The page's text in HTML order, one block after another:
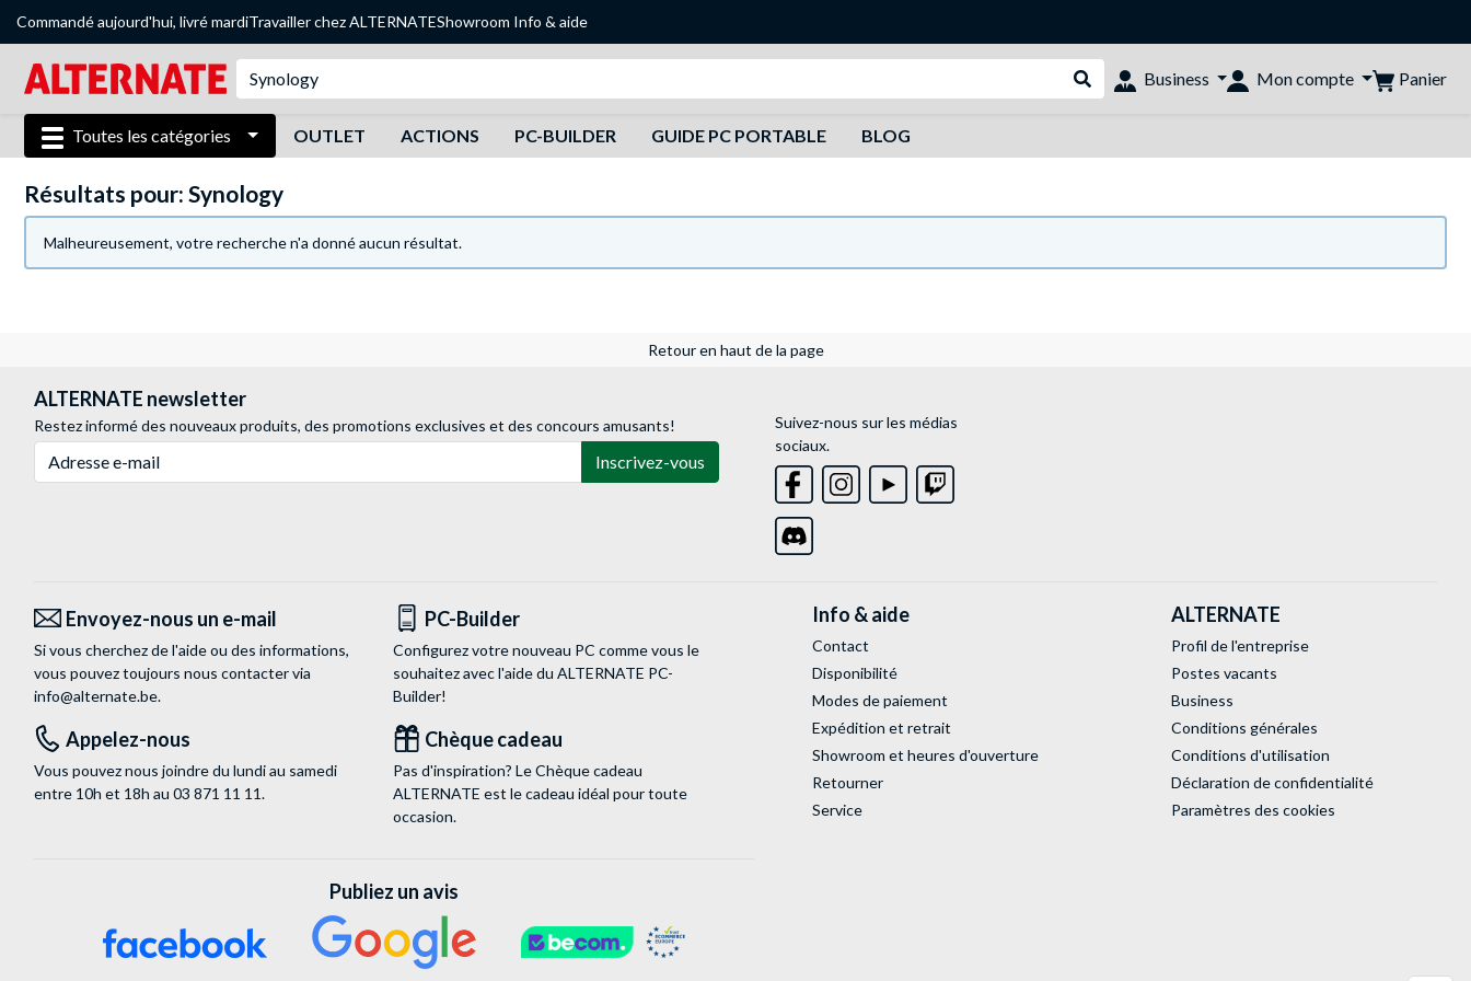
Commandé aujourd'hui, livré mardiTravailler chez ALTERNATEShowroom Info & aide
Rechercher dans le shop
Business Mon compte Panier
Toutes les catégories OUTLET ACTIONS PC-BUILDER GUIDE PC PORTABLE BLOG
Résultats pour: Synology
Malheureusement, votre recherche n'a donné aucun résultat.
Retour en haut de la page
ALTERNATE newsletter
Restez informé des nouveaux produits, des promotions exclusives et des concours amusants!
Inscrivez-vous
Suivez-nous sur les médias
sociaux.
Envoyez-nous un e-mail
Si vous cherchez de l'aide ou des informations,
vous pouvez toujours nous contacter via
info@alternate.be.
PC-Builder
Configurez votre nouveau PC comme vous le
souhaitez avec l'aide du ALTERNATE PC-
Builder!
Appelez-nous
Vous pouvez nous joindre du lundi au samedi
entre 10h et 18h au 03 871 11 11.
Chèque cadeau
Pas d'inspiration? Le Chèque cadeau
ALTERNATE est le cadeau idéal pour toute
occasion.
Info & aide
Contact
Disponibilité
Modes de paiement
Expédition et retrait
Showroom et heures d'ouverture
Retourner
Service
ALTERNATE
Profil de l'entreprise
Postes vacants
Business
Conditions générales
Conditions d'utilisation
Déclaration de confidentialité
Paramètres des cookies
Publiez un avis